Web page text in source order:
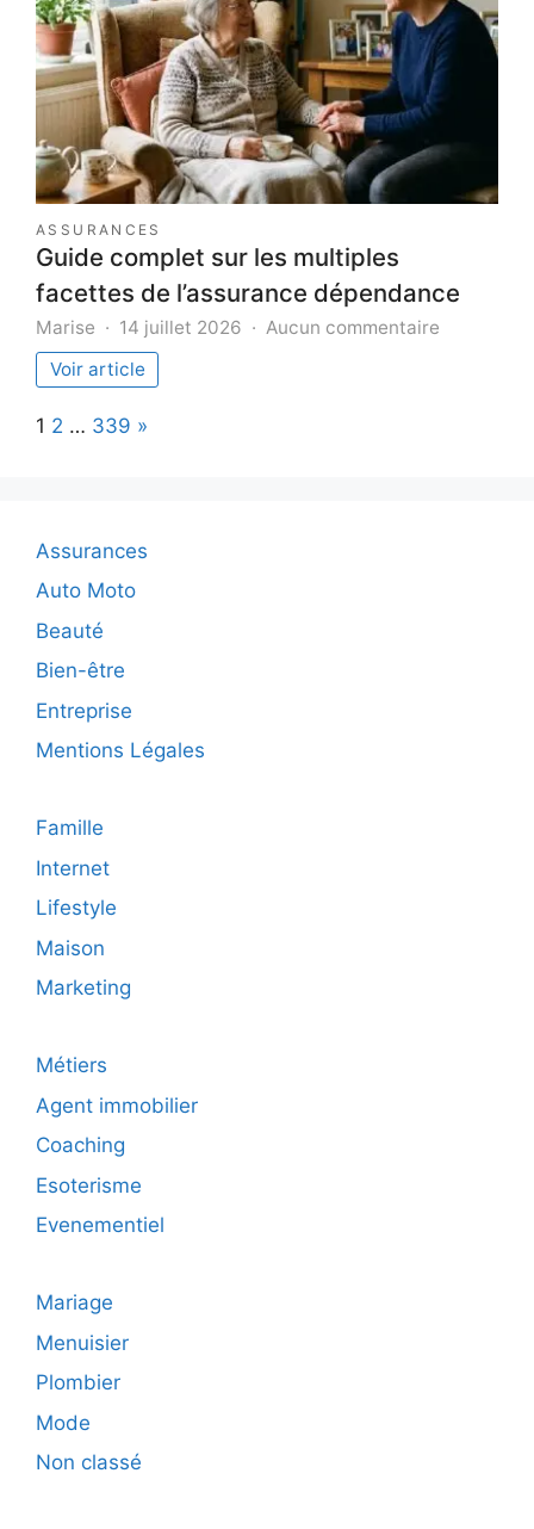
dans
votre
voiture
étape
ASSURANCES
Guide complet sur les multiples
facettes de l’assurance dépendance
Marise 14 juillet 2026 Aucun commentaire
Voir article
Page:
1 2 … 339 Next
»
Assurances
Auto Moto
Beauté
Bien-être
Entreprise
Mentions Légales
Famille
Internet
Lifestyle
Maison
Marketing
Métiers
Agent immobilier
Coaching
Esoterisme
Evenementiel
Mariage
Menuisier
Plombier
Mode
Non classé